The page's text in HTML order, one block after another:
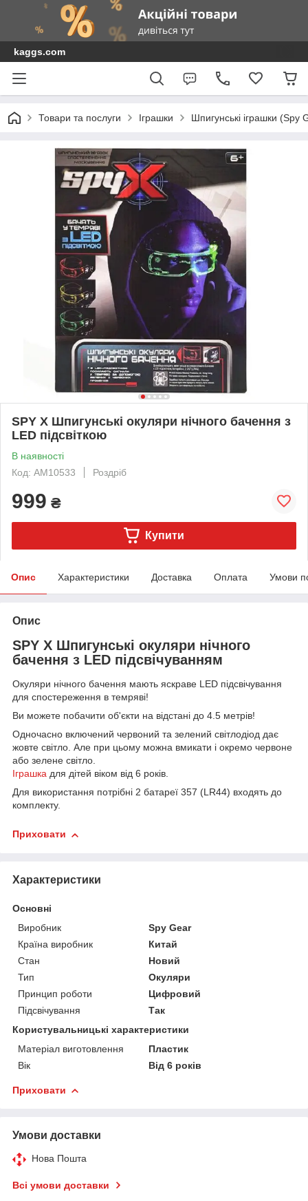
kaggs.com
Товари та послуги Іграшки Шпигунські іграшки (Spy
SPY X Шпигунські окуляри нічного бачення з
LED підсвіткою
В наявності
Код: AM10533
Роздріб
999 ₴
Купити
Опис Характеристики Доставка Оплата Умови
Опис
SPY X Шпигунські окуляри нічного
бачення з LED підсвічуванням
Окуляри нічного бачення мають яскраве LED підсвічування
для спостереження в темряві!
Ви можете побачити об'єкти на відстані до 4.5 метрів!
Одночасно включений червоний та зелений світлодіод дає
жовте світло. Але при цьому можна вмикати і окремо червоне
або зелене світло.
Іграшка для дітей віком від 6 років.
Для використання потрібні 2 батареї 357 (LR44) входять до
комплекту.
Приховати
Характеристики
Основні
Виробник
Spy Gear
Країна виробник
Китай
Стан
Новий
Тип
Окуляри
Принцип роботи
Цифровий
Підсвічування
Так
Користувальницькі характеристики
Матеріал виготовлення
Пластик
Вік
Від 6 років
Приховати
Умови доставки
Нова Пошта
Всі умови доставки